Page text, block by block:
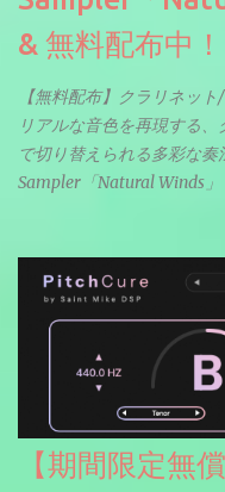
& 無料配布中！
【無料配布】クラリネッ
リアルな音色を再現する
で切り替えられる多彩な
Sampler「Natural Winds」
【期間限定無